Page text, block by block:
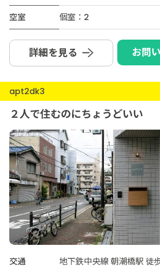
空室
個室：2
詳細を見る お問
apt2dk3
２人で住むのにちょうどいい
交通 地下鉄中央線 朝潮橋駅 徒